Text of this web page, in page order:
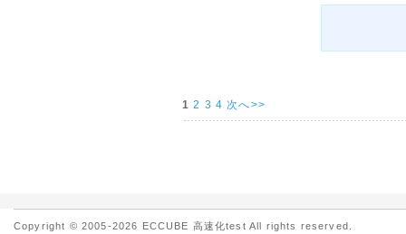
1 2 3 4 次へ>>
Copyright © 2005-2026 ECCUBE 高速化test All rights reserved.